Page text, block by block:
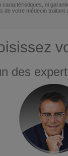
ni
votre médecin
des